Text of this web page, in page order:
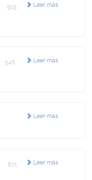
Leer más
923
Leer más
546
Leer más
Leer más
871